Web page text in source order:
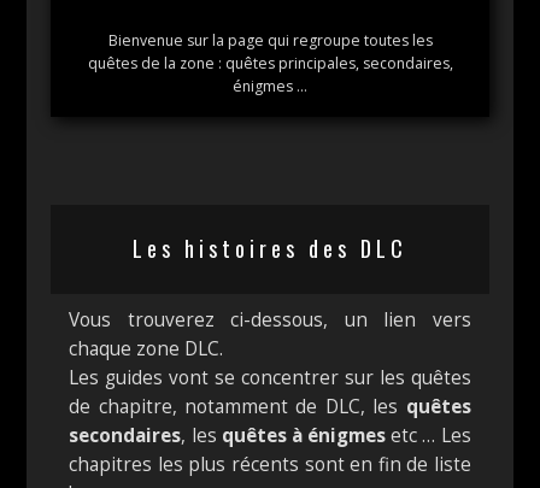
Bienvenue sur la page qui regroupe toutes les
quêtes de la zone : quêtes principales, secondaires,
énigmes …
Les histoires des DLC
Vous trouverez ci-dessous, un lien vers
chaque zone DLC.
Les guides vont se concentrer sur les quêtes
de chapitre, notamment de DLC, les quêtes
secondaires, les quêtes à énigmesetc … Les
chapitres les plus récents sont en fin de liste